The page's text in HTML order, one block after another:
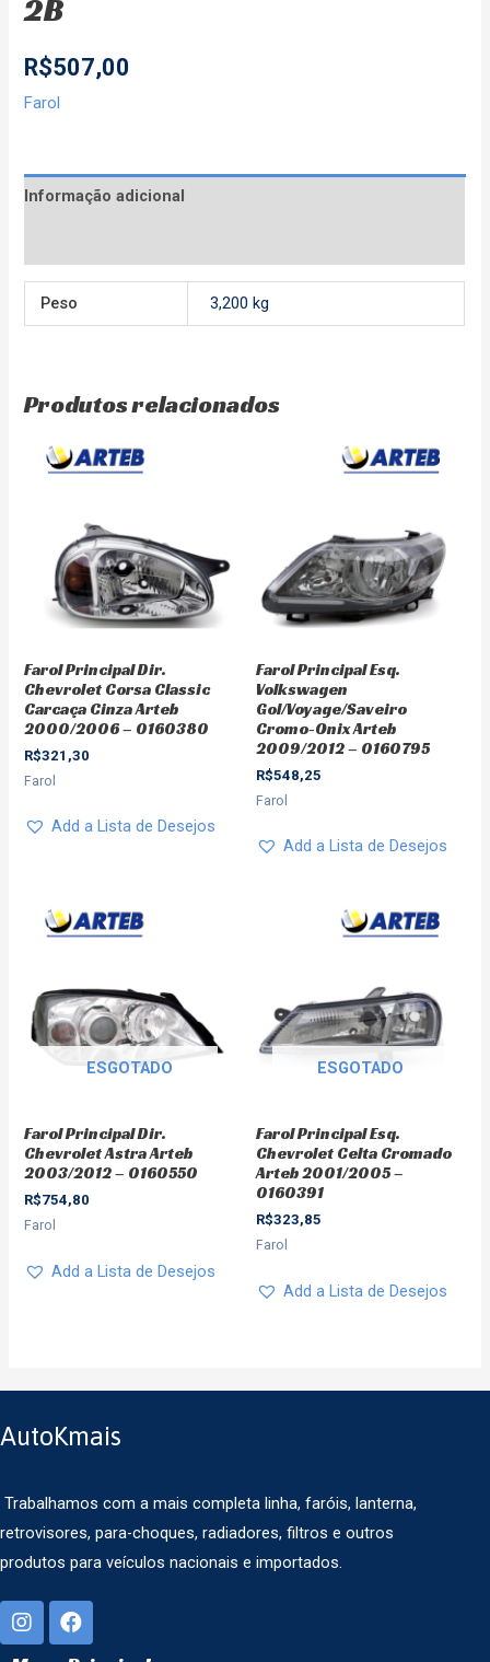
2B
R$507,00
Farol
Informação adicional
Peso 3,200 kg
Produtos relacionados
Farol Principal Dir.
Chevrolet Corsa Classic
Carcaça Cinza Arteb
2000/2006 – 0160380
R$321,30
Farol
Add a Lista de Desejos
Farol Principal Esq.
Volkswagen
Gol/Voyage/Saveiro
Cromo-Onix Arteb
2009/2012 – 0160795
R$548,25
Farol
Add a Lista de Desejos
ESGOTADO
Farol Principal Dir.
Chevrolet Astra Arteb
2003/2012 – 0160550
R$754,80
Farol
Add a Lista de Desejos
ESGOTADO
Farol Principal Esq.
Chevrolet Celta Cromado
Arteb 2001/2005 –
0160391
R$323,85
Farol
Add a Lista de Desejos
AutoKmais
Trabalhamos com a mais completa linha, faróis, lanterna,
retrovisores, para-choques, radiadores, filtros e outros
produtos para veículos nacionais e importados.